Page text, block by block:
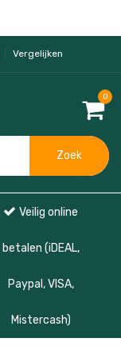
Vergelijken
0
Zoek
Veilig online
betalen (iDEAL,
Paypal, VISA,
Mistercash)